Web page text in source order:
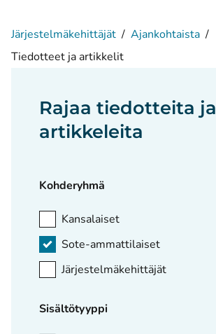
Järjestelmäkehittäjät / Ajankohtaista /
Tiedotteet ja artikkelit
Rajaa tiedotteita ja
artikkeleita
Kohderyhmä
Kansalaiset
Sote-ammattilaiset
Järjestelmäkehittäjät
Sisältötyyppi